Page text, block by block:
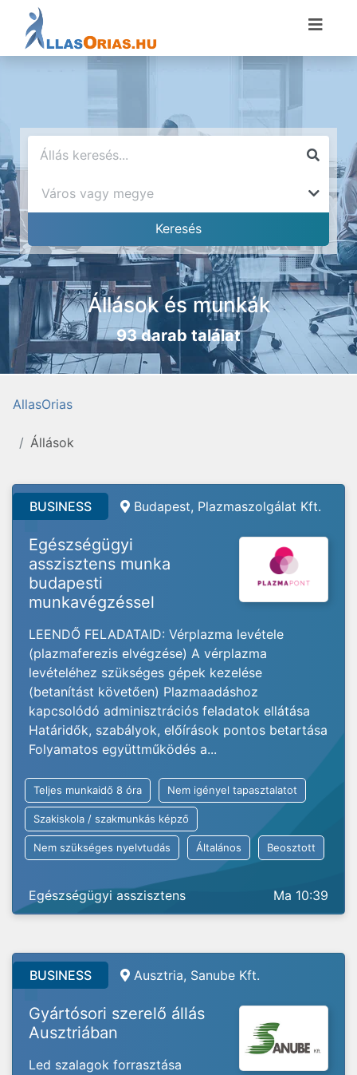
Állások és munkák
93 darab találat
AllasOrias
Állások
BUSINESS Budapest, Plazmaszolgálat Kft.
Egészségügyi
asszisztens munka
budapesti
munkavégzéssel
LEENDŐ FELADATAID: Vérplazma levétele
(plazmaferezis elvégzése) A vérplazma
levételéhez szükséges gépek kezelése
(betanítást követően) Plazmaadáshoz
kapcsolódó adminisztrációs feladatok ellátása
Határidők, szabályok, előírások pontos betartása
Folyamatos együttműködés a...
Teljes munkaidő 8 óra Nem igényel tapasztalatot
Szakiskola / szakmunkás képző
Nem szükséges nyelvtudás Általános Beosztott
Egészségügyi asszisztens Ma 10:39
BUSINESS Ausztria, Sanube Kft.
Gyártósori szerelő állás
Ausztriában
Led szalagok forrasztása